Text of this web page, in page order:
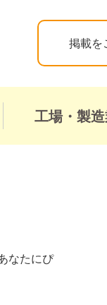
掲載を
工場・製
なたにぴ